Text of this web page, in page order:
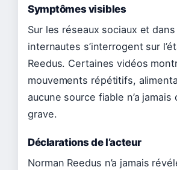
Symptômes visibles
Sur les réseaux sociaux et
internautes s’interrogent sur
Reedus. Certaines vidéos
mouvements répétitifs,
aucune source fiable n’a
grave.
Déclarations de l’acteur
Norman Reedus n’a jamais